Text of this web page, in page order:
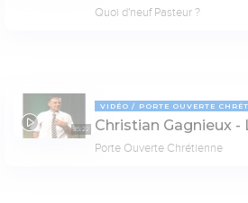
Quoi d'neuf Pasteur ?
35:22
VIDÉO PORTE OUVERTE
Christian Gagnieux
Porte Ouverte Chrétienne